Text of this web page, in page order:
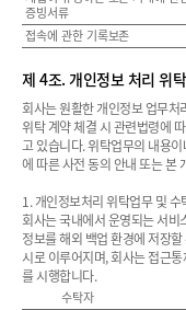
증빙서류
접속에 관한 기록보존
제 4조. 개인정보 처리 위탁
회사는 원활한 개인정보 업무처
위탁 계약 체결 시 관련법령에
고 있습니다. 위탁업무의 내용
에 따른 사전 동의 안내 또는 본
1. 개인정보처리 위탁업무 및 수
회사는 국내에서 운영되는 서비
정보를 해외 백업 환경에 저장
시로 이루어지며, 회사는 접근
를 시행합니다.
수탁자